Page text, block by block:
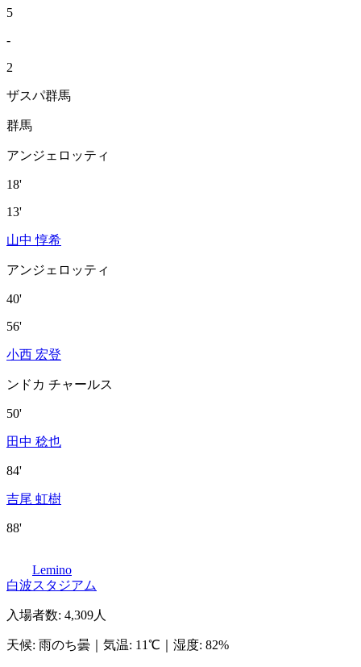
5
-
2
ザスパ群馬
群馬
アンジェロッティ
18'
13'
山中 惇希
アンジェロッティ
40'
56'
小西 宏登
ンドカ チャールス
50'
田中 稔也
84'
吉尾 虹樹
88'
Lemino
白波スタジアム
入場者数: 4,309人
天候: 雨のち曇 気温: 11℃ 湿度: 82%